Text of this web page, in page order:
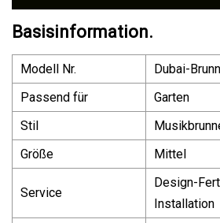
Basisinformation.
Modell Nr.
Dubai-
Passend für
Garten
Stil
Größe
Mittel
Service
Design-
Installation